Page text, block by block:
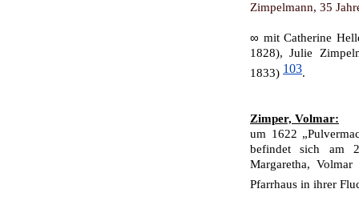
Zimpelmann, 35
∞ mit Catherine
1828), Julie
1833) 103.
Zimper, Volmar:
um 1622
befindet sich am
Margaretha,
Pfarrhaus in ihrer